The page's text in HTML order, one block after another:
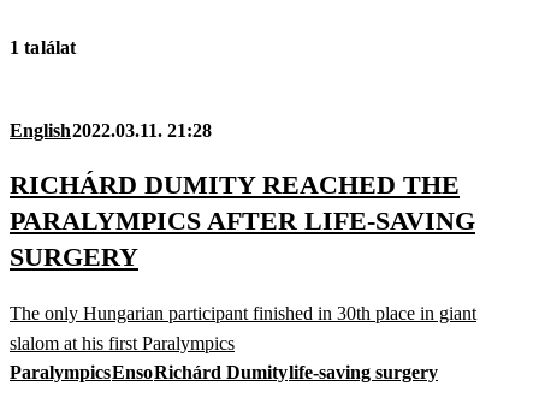
1 találat
English2022.03.11. 21:28
RICHÁRD DUMITY REACHED THE
PARALYMPICS AFTER LIFE-SAVING
SURGERY
The only Hungarian participant finished in 30th place in giant
slalom at his first Paralympics
ParalympicsEnsoRichárd Dumitylife-saving surgery